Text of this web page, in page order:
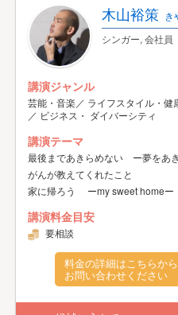
木山裕策 き
シンガー, 会社員
講演ジャンル
芸能・音楽／ ライフスタイル・
／ ビジネス・ ダイバーシティ
講演テーマ
最後まであきらめない ー夢をあ
がんが教えてくれたこと
家に帰ろう ーmy sweet homeー
講演料金目安
要相談
料金の詳細はこちらから
お問い合わせください